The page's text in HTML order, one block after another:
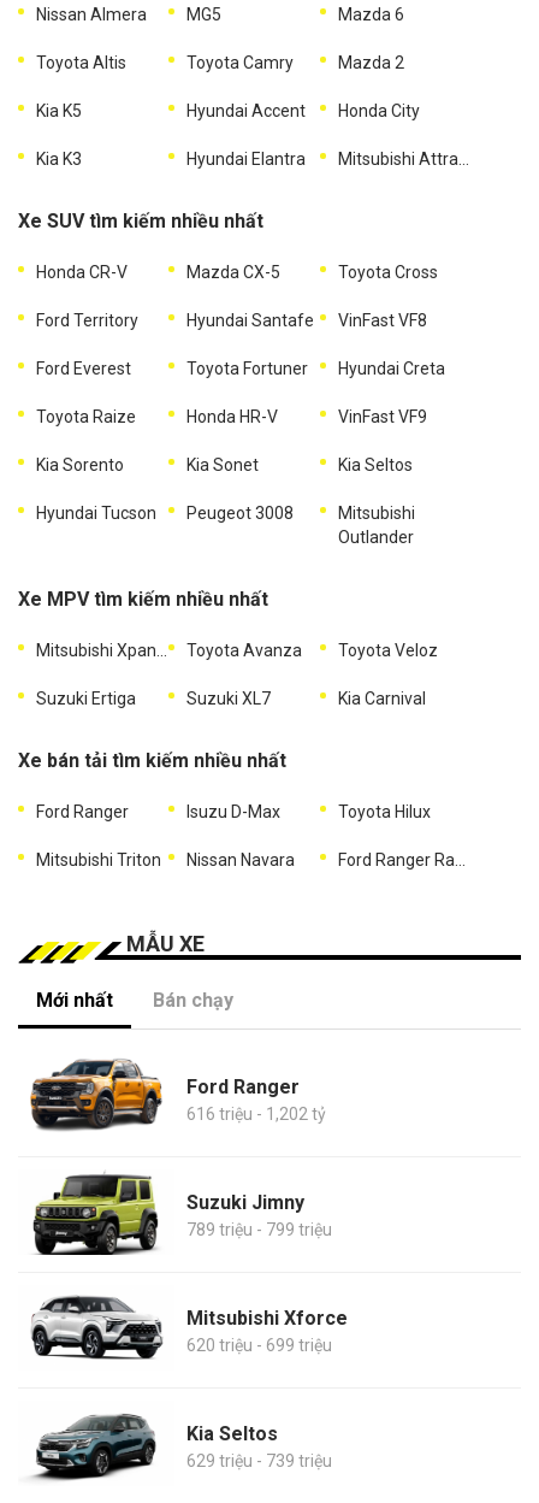
Nissan Almera MG5 Mazda 6
Toyota Altis Toyota Camry Mazda 2
Kia K5 Hyundai Accent Honda City
Kia K3 Hyundai Elantra
Xe SUV tìm kiếm nhiều nhất
Honda CR-V Mazda CX-5 Toyota Cross
Ford Territory Hyundai Santafe VinFast VF8
Ford Everest Toyota Fortuner Hyundai Creta
Toyota Raize Honda HR-V VinFast VF9
Kia Sorento Kia Sonet Kia Seltos
Hyundai Tucson Peugeot 3008
Mitsubishi
Outlander
Xe MPV tìm kiếm nhiều nhất
Toyota Avanza Toyota Veloz
Suzuki Ertiga Suzuki XL7 Kia Carnival
Xe bán tải tìm kiếm nhiều nhất
Ford Ranger Isuzu D-Max Toyota Hilux
Mitsubishi Triton Nissan Navara
MẪU XE
Mới nhất Bán chạy
Ford Ranger
616 triệu - 1,202 tỷ
Suzuki Jimny
789 triệu - 799 triệu
Mitsubishi Xforce
620 triệu - 699 triệu
Kia Seltos
629 triệu - 739 triệu